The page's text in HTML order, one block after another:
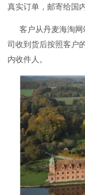
真实订单，邮寄给国
客户从丹麦海淘网
司收到货后按照客户
内收件人。